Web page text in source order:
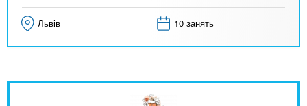
Львів 10 занять